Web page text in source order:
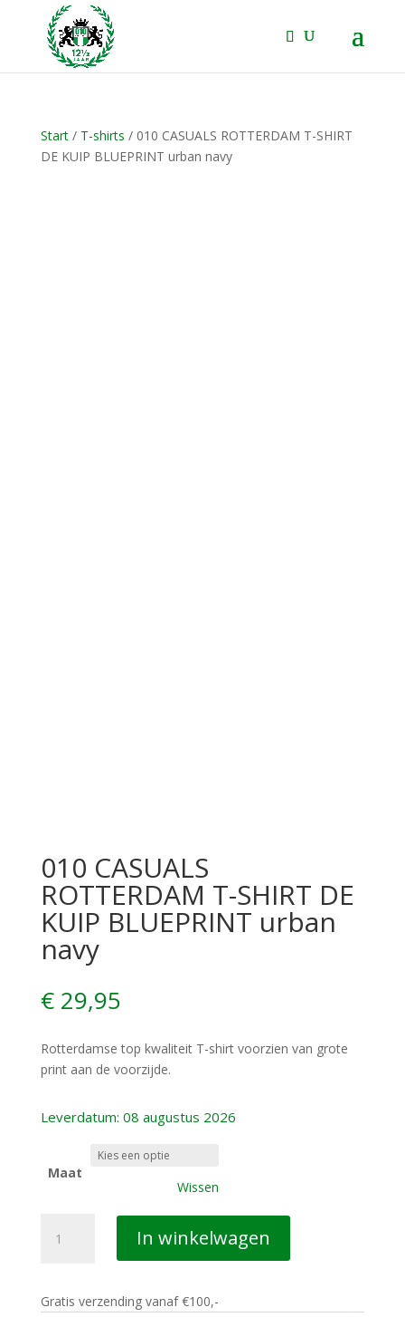
Start/ T-shirts / 010 CASUALS ROTTERDAM T-SHIRT
DE KUIP BLUEPRINT urban navy
010 CASUALS
ROTTERDAM T-SHIRT DE
KUIP BLUEPRINT urban
navy
€29,95
Rotterdamse top kwaliteit T-shirt voorzien van grote
print aan de voorzijde.
Leverdatum: 08 augustus 2026
Maat
Wissen
CASUALS
ROTTERDAM
SHIRT
In winkelwagen
Gratis verzending vanaf €100,-